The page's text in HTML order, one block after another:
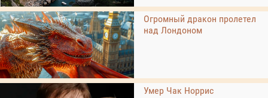
Огромный дракон пролетел
над Лондоном
Умер Чак Норрис